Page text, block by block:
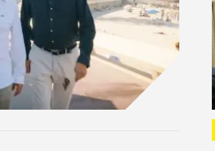
– ou qui manquent – en
de temps en temps,
qu’ils aiment au monde
consommer local et français